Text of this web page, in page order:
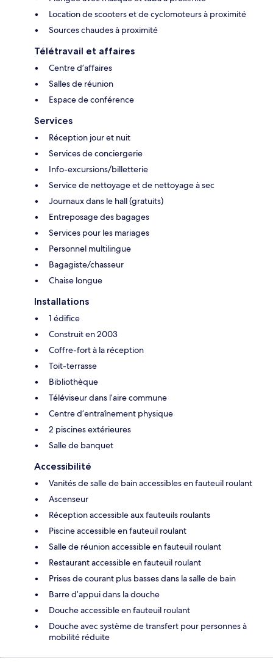
Location de scooters et de cyclomoteurs à proximité
Sources chaudes à proximité
Télétravail et affaires
Centre d’affaires
Salles de réunion
Espace de conférence
Services
Réception jour et nuit
Services de conciergerie
Info-excursions/billetterie
Service de nettoyage et de nettoyage à sec
Journaux dans le hall (gratuits)
Entreposage des bagages
Services pour les mariages
Personnel multilingue
Bagagiste/chasseur
Chaise longue
Installations
1 édifice
Construit en 2003
Coffre-fort à la réception
Toit-terrasse
Bibliothèque
Téléviseur dans l’aire commune
Centre d’entraînement physique
2 piscines extérieures
Salle de banquet
Accessibilité
Vanités de salle de bain accessibles en fauteuil roulant
Ascenseur
Réception accessible aux fauteuils roulants
Piscine accessible en fauteuil roulant
Salle de réunion accessible en fauteuil roulant
Restaurant accessible en fauteuil roulant
Prises de courant plus basses dans la salle de bain
Barre d’appui dans la douche
Douche accessible en fauteuil roulant
Douche avec système de transfert pour personnes à
mobilité réduite